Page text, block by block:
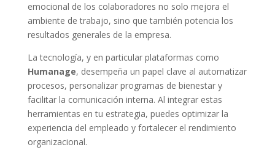
emocional de los colaboradores no solo mejora el
ambiente de trabajo, sino que también potencia los
resultados generales de la empresa.
La tecnología, y en particular plataformas como
Humanage, desempeña un papel clave al automatizar
procesos, personalizar programas de bienestar y
facilitar la comunicación interna. Al integrar estas
herramientas en tu estrategia, puedes optimizar la
experiencia del empleado y fortalecer el rendimiento
organizacional.